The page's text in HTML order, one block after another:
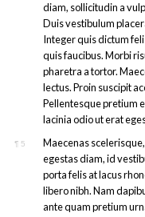
diam, sollicitudin a
Duis vestibulum
Integer quis dictum
quis faucibus. Morbi
pharetra a tortor.
lectus. Proin suscipit
Pellentesque pretium
lacinia odio ut erat
¶ 5
Maecenas
egestas diam, id
porta felis at lacus
libero nibh. Nam
ante quam pretium